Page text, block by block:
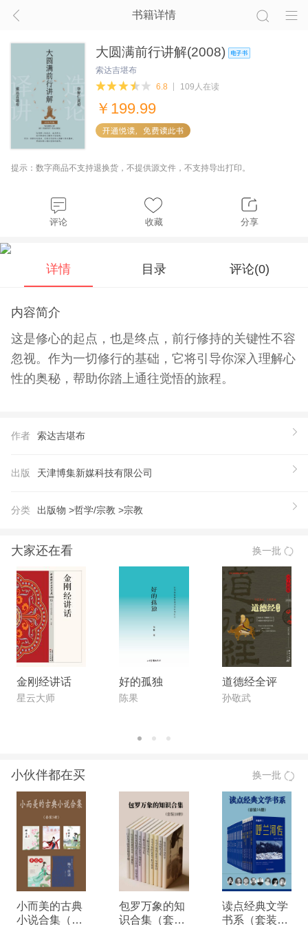
书籍详情
大圆满前行讲解(2008)
索达吉堪布
6.8
109人在读
￥ 199.99
提示：数字商品不支持退换货，不提供源文件，不支持导出打印。
评论 收藏 分享
详情 目录 评论(0)
内容简介
这是修心的起点，也是终点，前行修持的关键性不容
忽视。作为一切修行的基础，它将引导你深入理解心
性的奥秘，帮助你踏上通往觉悟的旅程。
作者 索达吉堪布
出版 天津博集新媒科技有限公司
分类 出版物 >哲学/宗教 >宗教
大家还在看 换一批
金刚经讲话
星云大师
好的孤独
陈果
道德经全评
孙敬武
小伙伴都在买 换一批
小而美的古典
小说合集（套
包罗万象的知
识合集（套装
读点经典文学
书系（套装16